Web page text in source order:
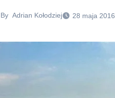
By Adrian Kołodziej 28 maja 2016